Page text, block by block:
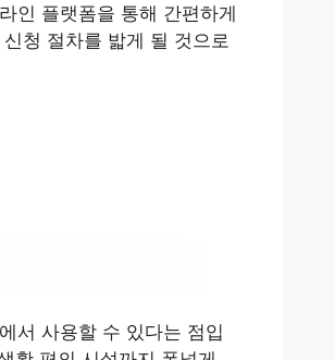
인 플랫폼을 통해 간편하게
청 절차를 밟게 될 것으로
서 사용할 수 있다는 점입